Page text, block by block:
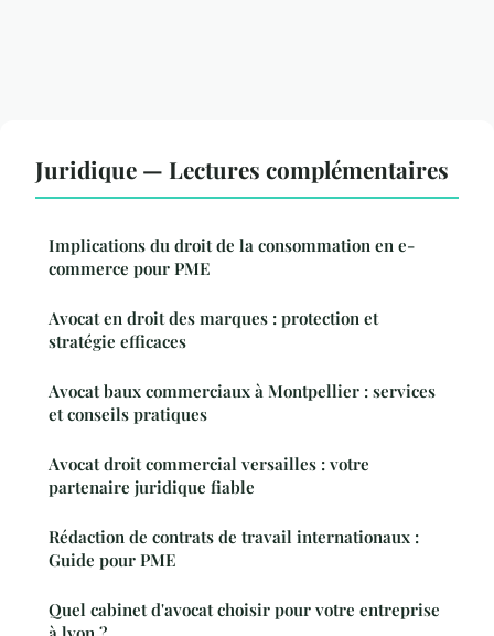
Juridique — Lectures complémentaires
Implications du droit de la consommation en e-
commerce pour PME
Avocat en droit des marques : protection et
stratégie efficaces
Avocat baux commerciaux à Montpellier : services
et conseils pratiques
Avocat droit commercial versailles : votre
partenaire juridique fiable
Rédaction de contrats de travail internationaux :
Guide pour PME
Quel cabinet d'avocat choisir pour votre entreprise